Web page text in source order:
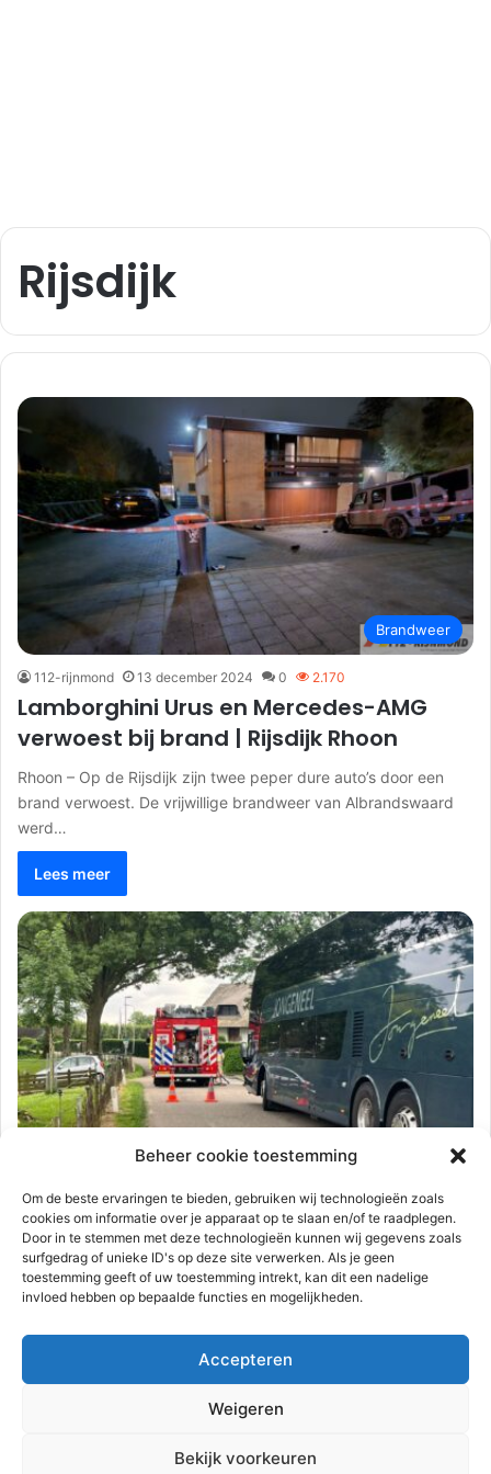
Beheer cookie toestemming
Om de beste ervaringen te bieden, gebruiken wij technologieën zoals
cookies om informatie over je apparaat op te slaan en/of te raadplegen.
Door in te stemmen met deze technologieën kunnen wij gegevens zoals
surfgedrag of unieke ID's op deze site verwerken. Als je geen
toestemming geeft of uw toestemming intrekt, kan dit een nadelige
invloed hebben op bepaalde functies en mogelijkheden.
Accepteren
Weigeren
Bekijk voorkeuren
Rijsdijk
Brandweer
112-rijnmond 13 december 2024 0 2.170
Lamborghini Urus en Mercedes-AMG
verwoest bij brand | Rijsdijk Rhoon
Rhoon – Op de Rijsdijk zijn twee peper dure auto’s door een
brand verwoest. De vrijwillige brandweer van Albrandswaard
werd…
Lees meer
112-rijnmond 3 juni 2024 2.668
Vrouw valt met fiets, hondje raakt
bekneld in fietswiel | Rijsdijk Rhoon
Rhoon – Een vrouw kwam maandagochtend 3 juni met haar